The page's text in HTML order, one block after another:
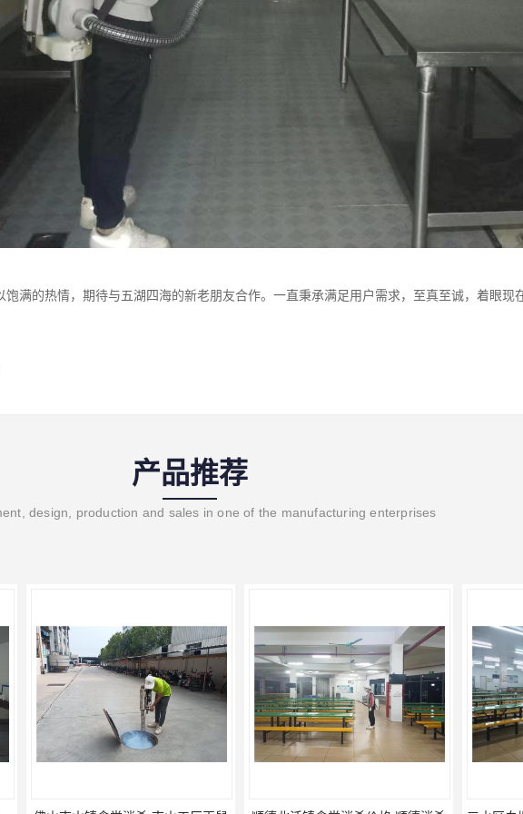
饱满的热情，期待与五湖四海的新老朋友合作。一直秉承满足用户需求，至真至诚，着眼现
产品推荐
design, production and sales in one of the manufacturing enterprises